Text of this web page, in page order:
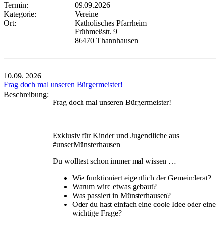
Termin:
09.09.2026
Kategorie:
Vereine
Ort:
Katholisches Pfarrheim
Frühmeßstr. 9
86470 Thannhausen
10.09. 2026
Frag doch mal unseren Bürgermeister!
Beschreibung:
Frag doch mal unseren Bürgermeister!
Exklusiv für Kinder und Jugendliche aus
#unserMünsterhausen
Du wolltest schon immer mal wissen …
Wie funktioniert eigentlich der Gemeinderat?
Warum wird etwas gebaut?
Was passiert in Münsterhausen?
Oder du hast einfach eine coole Idee oder eine
wichtige Frage?